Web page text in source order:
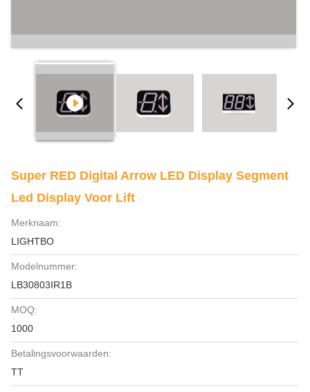
Super RED Digital Arrow LED Display Segment
Led Display Voor Lift
Merknaam:
LIGHTBO
Modelnummer:
LB30803IR1B
MOQ:
1000
Betalingsvoorwaarden:
TT